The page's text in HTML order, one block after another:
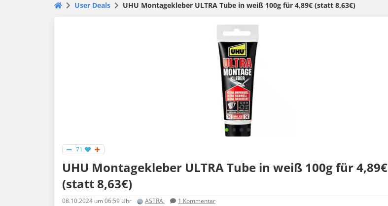
User Deals UHU Montagekleber ULTRA Tube in weiß 100g für 4,89€ (statt 8,63€)
71
UHU Montagekleber ULTRA Tube in weiß 100g für 4,89€
(statt 8,63€)
08.10.2024 um 06:59 Uhr ASTRA. 1 Kommentar